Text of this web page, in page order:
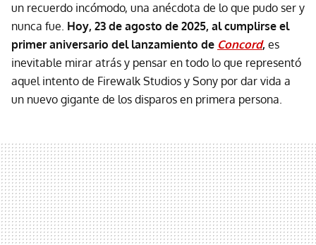
un recuerdo incómodo, una anécdota de lo que pudo ser y
nunca fue. Hoy, 23 de agosto de 2025, al cumplirse el
primer aniversario del lanzamiento de Concord, es
inevitable mirar atrás y pensar en todo lo que representó
aquel intento de Firewalk Studios y Sony por dar vida a
un nuevo gigante de los disparos en primera persona.